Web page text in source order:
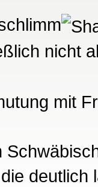
nicht
mit